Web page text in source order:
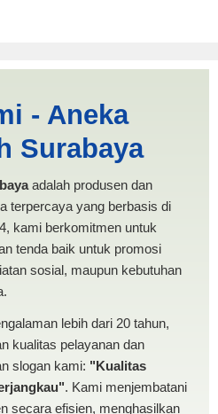
TENDA
- Aneka
Surabaya
adalah produsen dan
terpercaya yang berbasis di
kami berkomitmen untuk
tenda baik untuk promosi
sosial, maupun kebutuhan
lebih dari 20 tahun,
kualitas pelayanan dan
slogan kami: "Kualitas
. Kami menjembatani
secara efisien, menghasilkan